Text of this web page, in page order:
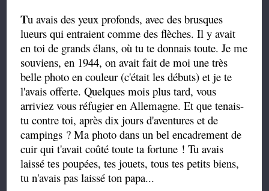
Tu avais des yeux profonds, avec des brusques
lueurs qui entraient comme des flèches. Il y avait
en toi de grands élans, où tu te donnais toute. Je me
souviens, en 1944, on avait fait de moi une très
belle photo en couleur (c'était les débuts) et je te
l'avais offerte. Quelques mois plus tard, vous
arriviez vous réfugier en Allemagne. Et que tenais-
tu contre toi, après dix jours d'aventures et de
campings ? Ma photo dans un bel encadrement de
cuir qui t'avait coûté toute ta fortune ! Tu avais
laissé tes poupées, tes jouets, tous tes petits biens,
tu n'avais pas laissé ton papa...